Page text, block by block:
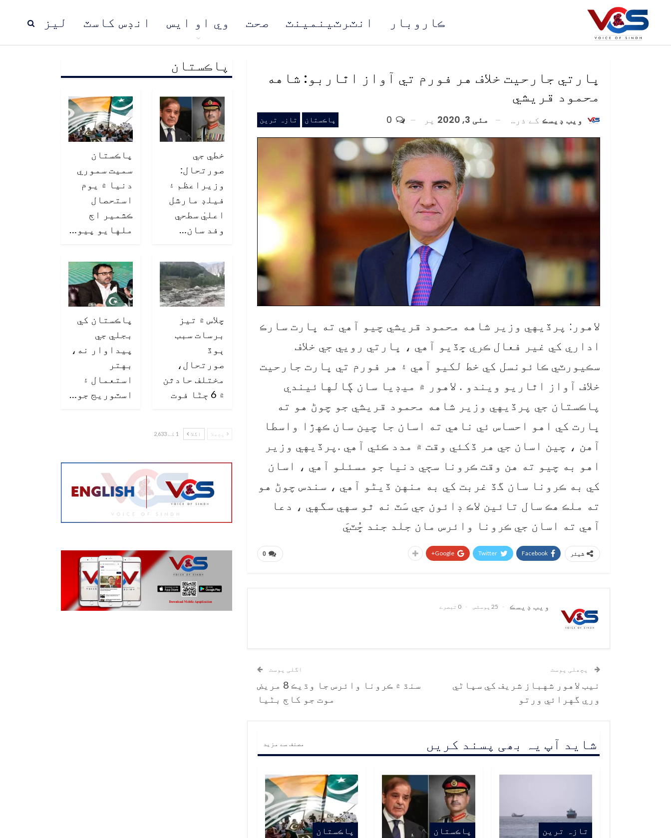
ليز انڊس کاسٽ وي او ايس صحت انٽرٽينمينٽ ڪاروبار
پاڪستان مُنڍ
ڀارتي جارحيت خلاف هر فورم تي آواز اٿاربو: شاهه
محمود قريشي
پاڪستان تازہ ترین ويب ڊيسڪ کے ذریعہ مئی 3, 2020 پر
لاهور: پرڏيهي وزير شاهه محمود قريشي چيو آهي ته ڀارت سارڪ
اداري کي غير فعال ڪري ڇڏيو آهي ، ڀارتي رويي جي خلاف
سڪيورٽي ڪائونسل کي خط لکيو آهي ۽ هر فورم تي ڀارت جارحيت
خلاف آواز اٿاريو ويندو . لاهور ۾ ميڊيا سان ڳالهائيندي
پاڪستان جي پرڏيهي وزير شاهه محمود قريشي جو چوڻ هو ته
ڀارت کي اهو احساس ئي ناهي ته اسان جا چين سان ڪهڙا واسطا
آهن ، چين اسان جي هر ڏکئي وقت ۾ مدد ڪئي آهي .پرڏيهي وزير
اهو به چيو ته هن وقت ڪرونا سڄي دنيا جو مسئلو آهي ، اسان
کي به ڪرونا سان گڏ غربت کي به منهن ڏيڻو آهي ، سندس چوڻ هو
ته ملڪ هڪ سال تائين لاڪ ڊائون جي سَٽ نه ٿو سهي سگهي ، دعا
آهي ته اسان جي ڪرونا وائرس مان جلد جند ڇُٽيَ
0 شیئر Facebook
Twitter
Google+
ويب ڊيسڪ 25 پوسٹس 0 تبصرے
پچھلی پوسٹ
نيب لاهور شهباز شريف کي سڀاڻي
وري گهرائي ورتو
اگلی پوسٹ
سنڌ ۾ ڪرونا وائرس جا وڌيڪ 8 مريض
موت جو کاڄ بڻيا
شاید آپ یہ بھی پسند کریں مصنف سے مزید
تازہ ترین پاڪستان پاڪستان
پاڪستان
خطي جي
صورتحال:
وزيراعظم ۽
فيلڊ مارشل
اعليٰ سطحي
وفد سان…
پاڪستان
سميت سموري
دنيا ۾ يوم
استحصال
ڪشمير اڄ
ملهايو پيو…
چلاس ۾ تيز
برسات سبب
ٻوڏ
صورتحال،
مختلف حادثن
۾ 6 ڄڻا فوت
پاڪستان کي
بجلي جي
پيداوار نه،
بهتر
استعمال ۽
اسٽوريج جو…
پچھلا اگلا 1 کے 2,633